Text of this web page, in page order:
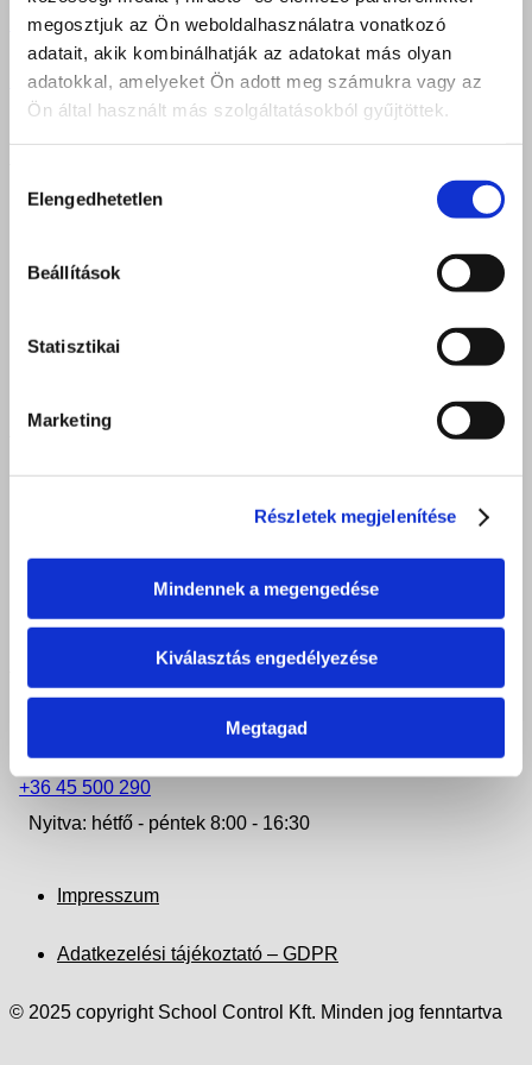
megosztjuk az Ön weboldalhasználatra vonatkozó
adatait, akik kombinálhatják az adatokat más olyan
adatokkal, amelyeket Ön adott meg számukra vagy az
Ön által használt más szolgáltatásokból gyűjtöttek.
kiválasztása
Elengedhetetlen
Beállítások
Statisztikai
Marketing
Részletek megjelenítése
Mindennek a megengedése
Kiválasztás engedélyezése
Megtagad
Egy nap a karrierért
Previous 1 2 3 4 5 6 Következő
DEBRECEN
4025 Debrecen, Postakert u. 2.
iroda.debrecen@felveteliiroda.hu
Nyitva: hétfő - péntek 8:00 - 16:30
NYÍREGYHÁZA
4400 Nyíregyháza, Móricz Zsigmond u. 24.
iroda.nyiregyhaza@felveteliiroda.hu
Nyitva: hétfő - csütörtök 8:00 - 16:30
4600 Kisvárda, Szent László u. 38.
iroda.kisvarda@felveteliiroda.hu
+36 45 500 290
Nyitva: hétfő - péntek 8:00 - 16:30
Impresszum
Adatkezelési tájékoztató – GDPR
© 2025 copyright School Control Kft. Minden jog fenntartva